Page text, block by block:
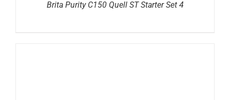
Brita Purity C150 Quell ST Starter Set 4